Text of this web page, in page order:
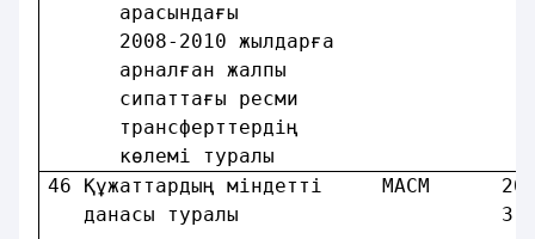
2008-2010
көлемi
46 Құжаттардың мiндетті     МАСМ
данасы туралы